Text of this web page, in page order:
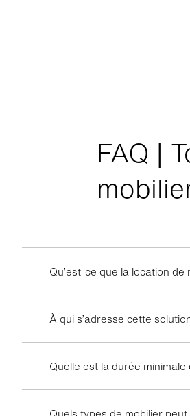
FAQ |
Qu’est-ce que la location
À qui s’adresse cette
Quelle est la durée minimale